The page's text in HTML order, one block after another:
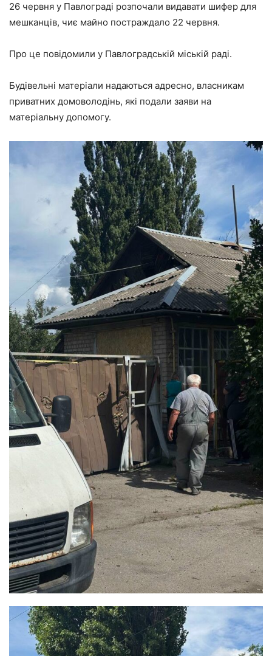
26 червня у Павлограді розпочали видавати шифер для
мешканців, чиє майно постраждало 22 червня.
Про це повідомили у Павлоградській міській раді.
Будівельні матеріали надаються адресно, власникам
приватних домоволодінь, які подали заяви на
матеріальну допомогу.